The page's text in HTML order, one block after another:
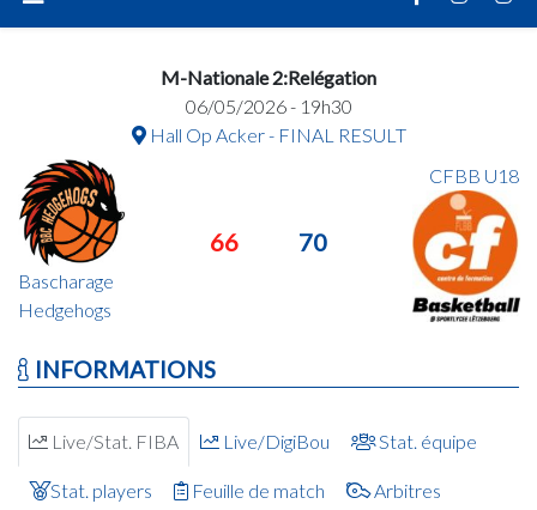
M-Nationale 2:Relégation
06/05/2026 - 19h30
Hall Op Acker - FINAL RESULT
Bascharage
Hedgehogs
66 70
CFBB U18
INFORMATIONS
Live/Stat. FIBA Live/DigiBou Stat. équipe
Stat. players Feuille de match Arbitres